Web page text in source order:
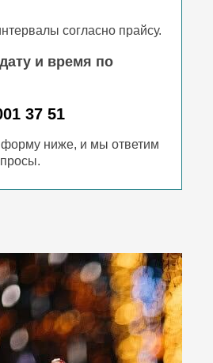
согласно прайсу.
и время по
37 51
форму ниже, и мы ответим